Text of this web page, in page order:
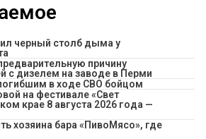
черный столб дыма у
причину
с дизелем на заводе в Перми
в ходе СВО бойцом
на фестивале «Свет
крае 8 августа 2026 года —
хозяина бара «ПивоМясо», где